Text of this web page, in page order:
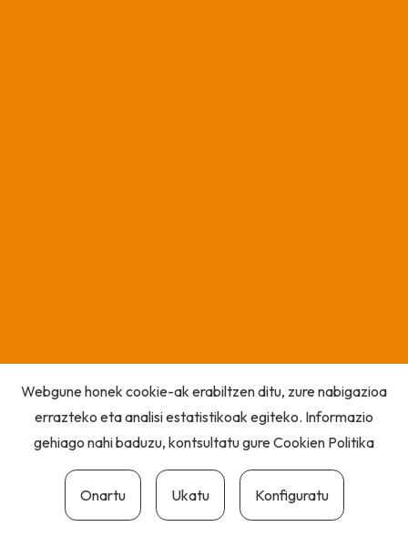
Webgune honek cookie-ak erabiltzen ditu, zure nabigazioa
errazteko eta analisi estatistikoak egiteko. Informazio
gehiago nahi baduzu, kontsultatu gureCookien Politika
Onartu Ukatu Konfiguratu